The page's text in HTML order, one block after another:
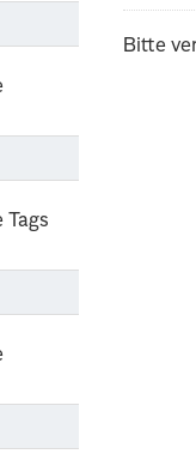
Tags
Bitte